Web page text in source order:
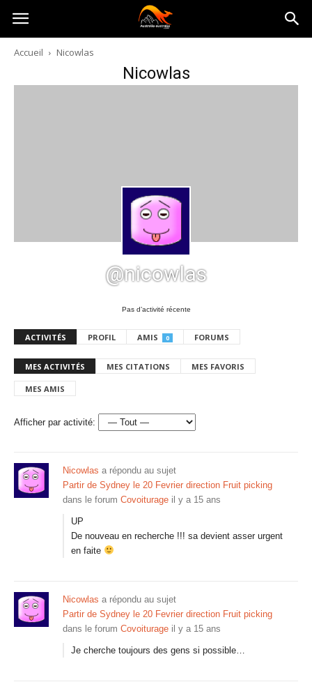
Australia-
australie.com
Accueil Nicowlas
Nicowlas
@nicowlas
Pas d’activité récente
ACTIVITÉS PROFIL AMIS 0 FORUMS
MES ACTIVITÉS MES CITATIONS MES FAVORIS
MES AMIS
Afficher par activité:
Nicowlas a répondu au sujet
Partir de Sydney le 20 Fevrier direction Fruit picking
dans le forum Covoiturage il y a 15 ans
UP
De nouveau en recherche !!! sa devient asser urgent
en faite
Nicowlas a répondu au sujet
Partir de Sydney le 20 Fevrier direction Fruit picking
dans le forum Covoiturage il y a 15 ans
Je cherche toujours des gens si possible…